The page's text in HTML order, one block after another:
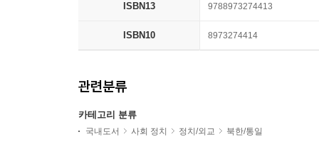
ISBN13 9788973274413
ISBN10 8973274414
관련분류
카테고리 분류
국내도서 사회 정치 정치/외교 북한/통일